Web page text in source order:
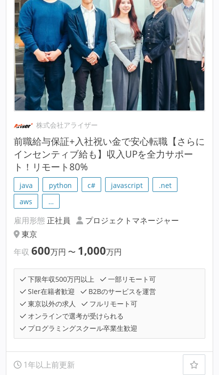
株式会社アライザー
前職給与保証+入社祝い金で安心転職【さらに
インセンティブ給も】収入UPを全力サポー
ト！リモート80%
java python c# javascript
.net
aws
…
雇用形態 正社員
プロジェクトマネージャー
東京
年収 600万円 〜 1,000万円
下限年収500万円以上
一部リモート可
SIer在籍者歓迎
B2Bのサービスを運営
東京以外の求人
フルリモート可
オンラインで選考が受けられる
プログラミングスクール卒業生歓迎
1年以上前更新